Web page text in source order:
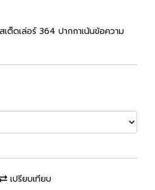
ต็ดเล่อร์ 364 ปากกาเน้นข้อความ
เปรียบเทียบ